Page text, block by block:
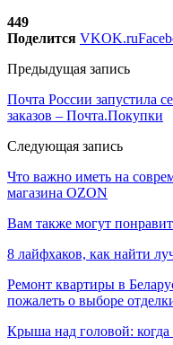
449
Поделится VKOK.ru
Предыдущая запись
Почта России запустила
заказов – Почта.Покупки
Следующая запись
Что важно иметь на
магазина OZON
Вам также могут
8 лайфхаков, как найти
Ремонт квартиры в
пожалеть о выборе
Крыша над головой: когда